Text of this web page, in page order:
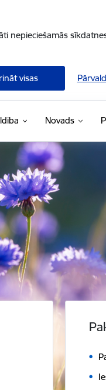
nepieciešamās
visas
Novads